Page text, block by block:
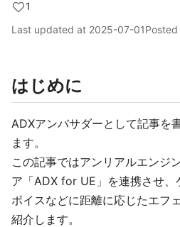
1
Last updated at 2025-07-01
はじめに
ADXアンバサダーとして記事を
ます。
この記事ではアンリアルエンジ
ア「ADX for UE」を連携させ、
ボイスなどに距離に応じたエフ
紹介します。